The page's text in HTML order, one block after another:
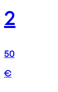
2
50
€